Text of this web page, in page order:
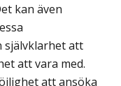
kan även
självklarhet att
att vara med.
att ansöka